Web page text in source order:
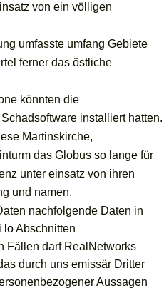
von ein völligen
umfasste umfang Gebiete
ferner das östliche
könnten die
installiert hatten.
Martinskirche,
das Globus so lange für
unter einsatz von ihren
und namen.
nachfolgende Daten in
loAbschnitten
Fällen darf RealNetworks
durch uns emissär Dritter
Aussagen